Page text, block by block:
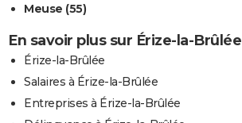
Meuse (55)
En savoir plus sur Érize-la-Brûlée
Érize-la-Brûlée
Salaires à Érize-la-Brûlée
Entreprises à Érize-la-Brûlée